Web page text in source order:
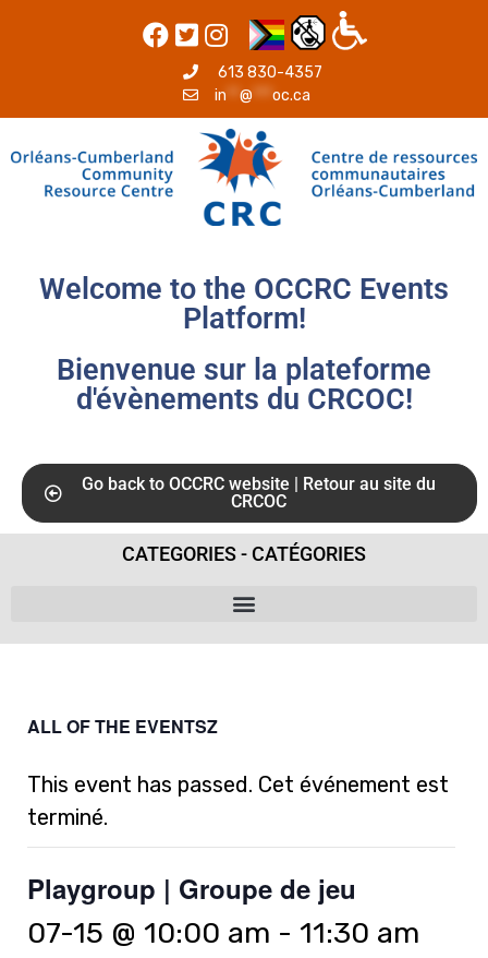
613 830-4357
in ** @***oc.ca
Welcome to the OCCRC Events
Platform!
Bienvenue sur la plateforme
d'évènements du CRCOC!
Go back to OCCRC website | Retour au site du
CRCOC
CATEGORIES - CATÉGORIES
ALL OF THE EVENTSZ
This event has passed. Cet événement est
terminé.
Playgroup | Groupe de jeu
07-15 @ 10:00 am - 11:30 am